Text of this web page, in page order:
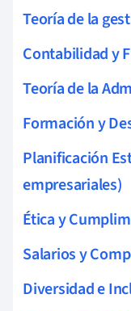
Teoría de la
Contabilidad y
Teoría de la
Formación y
Planificación
empresariales)
Ética y
Salarios y
Diversidad e